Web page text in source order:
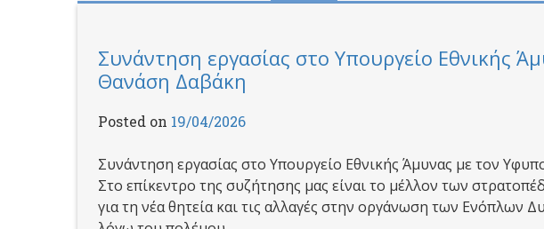
Συνάντηση εργασίας στο Υπουργείο Εθνικής
Θανάση Δαβάκη
Posted on 19/04/2026
Συνάντηση εργασίας στο Υπουργείο Εθνικής Άμυνας με τον
Στο επίκεντρο της συζήτησης μας είναι το μέλλον των
για τη νέα θητεία και τις αλλαγές στην οργάνωση των Ενόπλων